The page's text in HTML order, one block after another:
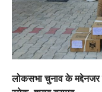
लोकसभा चुनाव के